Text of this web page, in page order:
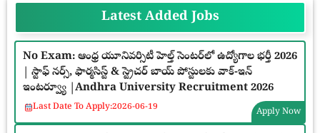
Latest Added Jobs
No Exam: ఆంధ్ర యూనివర్సిటీ హెల్త్ సెంటర్‌లో ఉద్యోగాల భర్తీ 2026
| స్టాఫ్ నర్స్, ఫార్మసిస్ట్ & స్ట్రెచర్ బాయ్ పోస్టులకు వాక్-ఇన్
ఇంటర్వ్యూ |Andhra University Recruitment 2026
Last Date To Apply:2026-06-19 Apply Now